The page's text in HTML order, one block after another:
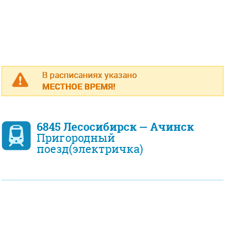
В расписаниях указано
МЕСТНОЕ ВРЕМЯ!
6845 Лесосибирск — Ачинск
Пригородный
поезд(электричка)